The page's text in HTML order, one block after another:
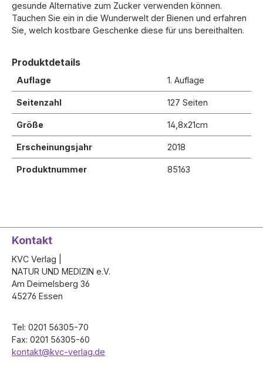
gesunde Alternative zum Zucker verwenden können.
Tauchen Sie ein in die Wunderwelt der Bienen und erfahren
Sie, welch kostbare Geschenke diese für uns bereithalten.
Produktdetails
Auflage 1. Auflage
Seitenzahl 127 Seiten
Größe 14,8x21cm
Er­schei­nungs­jahr 2018
Produktnummer 85163
Kontakt
KVC Verlag |
NATUR UND MEDIZIN e.V.
Am Deimelsberg 36
45276 Essen
Tel: 0201 56305-70
Fax: 0201 56305-60
kontakt@kvc-verlag.de